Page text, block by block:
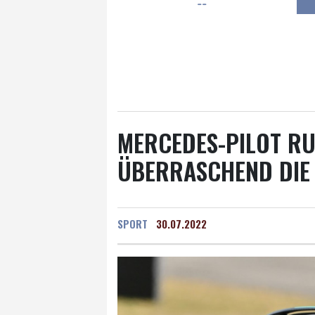
Frankfurt am Main
--
MERCEDES-PILOT
ÜBERRASCHEND
SPORT 30.07.2022